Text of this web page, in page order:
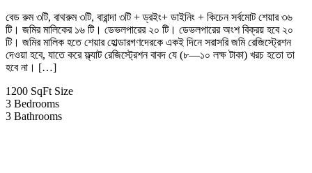
বেড রুম ৩টি, বাথরুম ৩টি, বারান্দা ৩টি + ড্রইং+ ডাইনিং + কিচেন সর্বমোট শেয়ার ৩৬
টি। জমির মালিকের ১৬ টি। ডেভলপারের ২০ টি। ডেভলপারের অংশ বিক্রয় হবে ২০
টি। জমির মালিক হতে শেয়ার হোল্ডারগণদেরকে একই দিনে সরাসরি জমি রেজিস্ট্রেশন
দেওয়া হবে, যাতে করে ফ্ল্যাট রেজিস্ট্রেশন বাবদ যে (৮—১০ লক্ষ টাকা) খরচ হতো তা
হবে না। […]
1200 SqFt Size
3 Bedrooms
3 Bathrooms